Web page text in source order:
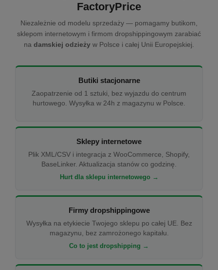
FactoryPrice
Niezależnie od modelu sprzedaży — pomagamy butikom,
sklepom internetowym i firmom dropshippingowym zarabiać
na damskiej odzieży w Polsce i całej Unii Europejskiej.
Butiki stacjonarne
Zaopatrzenie od 1 sztuki, bez wyjazdu do centrum
hurtowego. Wysyłka w 24h z magazynu w Polsce.
Sklepy internetowe
Plik XML/CSV i integracja z WooCommerce, Shopify,
BaseLinker. Aktualizacja stanów co godzinę.
Hurt dla sklepu internetowego →
Firmy dropshippingowe
Wysyłka na etykiecie Twojego sklepu po całej UE. Bez
magazynu, bez zamrożonego kapitału.
Co to jest dropshipping →